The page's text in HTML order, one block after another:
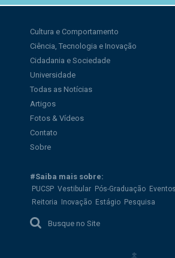
Cultura e Comportamento
Ciência, Tecnologia e Inovação
Cidadania e Sociedade
Universidade
Todas as Notícias
Artigos
Fotos & Vídeos
Contato
Sobre
#Saiba mais sobre:
PUCSP Vestibular Pós-Graduação Eventos
Reitoria
Inovação Estágio Pesquisa
Busque no Site